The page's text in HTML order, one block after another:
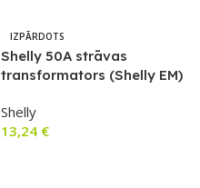
IZPĀRDOTS
Shelly 50A strāvas
transformators (Shelly EM)
Shelly
13,24 €